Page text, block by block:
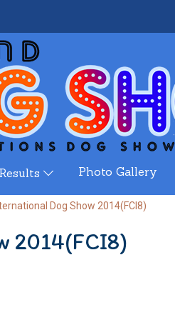
Photo Gallery
Dog Show 2014(FCI8)
2014(FCI8)